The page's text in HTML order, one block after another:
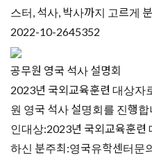
스터, 석사, 박사까지 고르게
2022-10-2645352
공무원 영국 석사 설명회
2023년 국외교육훈련 대상자
원 영국 석사 설명회를 진행
인대상:2023년 국외교육훈련
하신 분주최:영국유학센터문